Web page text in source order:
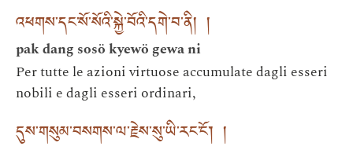
འཕགས་དང་སོ་སོའི་སྐྱེ་བོའི་དགེ་བ་ནི། །
pak dang sosö kyewö gewa ni
Per tutte le azioni virtuose accumulate dagli esseri
nobili e dagli esseri ordinari,
དུས་གསུམ་བསགས་ལ་རྗེས་སུ་ཡི་རང་ངོ་། །